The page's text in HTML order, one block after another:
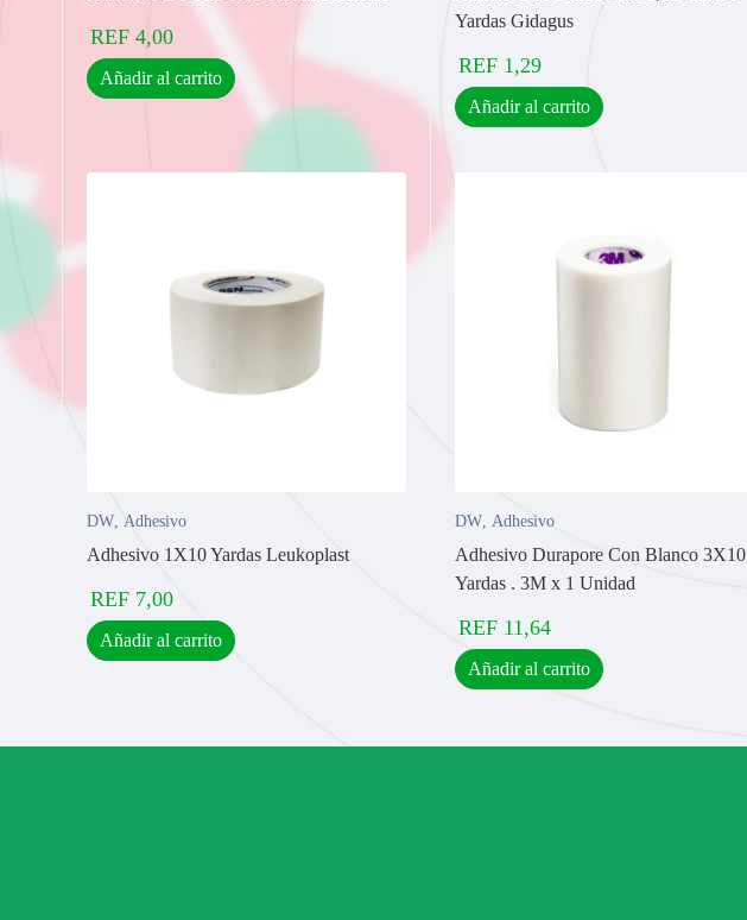
REF 4,00
Añadir al carrito
Yardas Gidagus
REF 1,29
Añadir al carrito
DW, Adhesivo
Adhesivo 1X10 Yardas Leukoplast
REF 7,00
Añadir al carrito
DW, Adhesivo
Adhesivo Durapore Con Blanco 3X10
Yardas . 3M x 1 Unidad
REF 11,64
Añadir al carrito